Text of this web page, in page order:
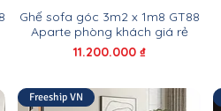
Ghế sofa góc 3m2 x 1m8 GT88
Aparte phòng khách giá rẻ
Giá
11.200.000 ₫
Freeship VN